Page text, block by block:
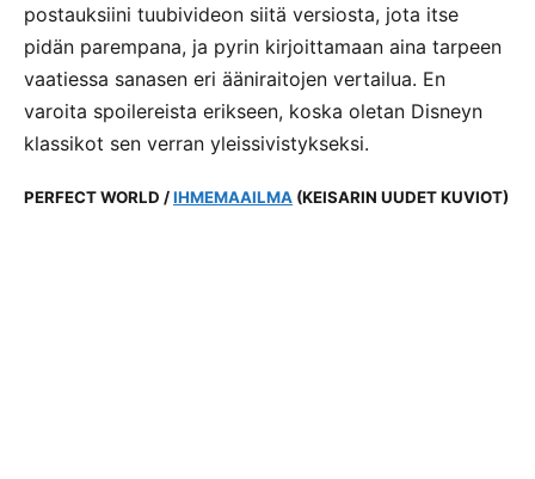
postauksiini tuubivideon siitä versiosta, jota itse
pidän parempana, ja pyrin kirjoittamaan aina tarpeen
vaatiessa sanasen eri ääniraitojen vertailua. En
varoita spoilereista erikseen, koska oletan Disneyn
klassikot sen verran yleissivistykseksi.
PERFECT WORLD /IHMEMAAILMA (KEISARIN UUDET KUVIOT)